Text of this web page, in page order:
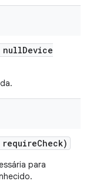
nullDevice
requireCheck)
para